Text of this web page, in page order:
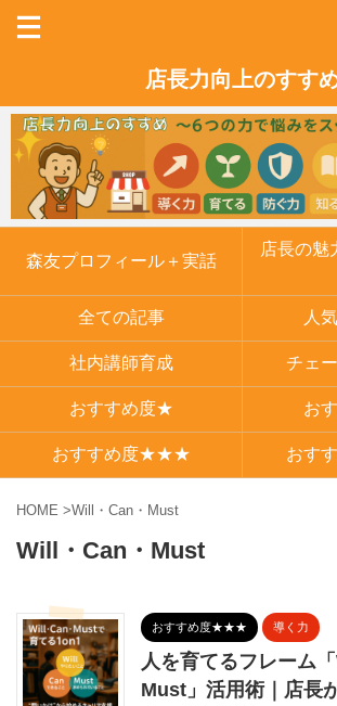
店長力向上のすす
森友プロフィール＋実話
店長の魅
全ての記事 人
社内講師育成 チェ
おすすめ度★ お
おすすめ度★★★ おす
HOME >Will・Can・Must
Will・Can・Must
おすすめ度★★★ 導く力
人を育てるフレーム
Must」活用術｜店長